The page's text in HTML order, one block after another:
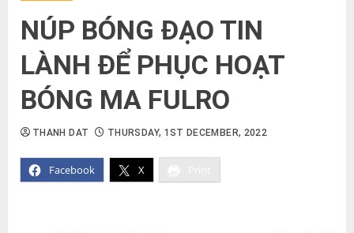
NÚP BÓNG ĐẠO TIN
LÀNH ĐỂ PHỤC HOẠT
BÓNG MA FULRO
Facebook X
THANH DAT THURSDAY, 1ST DECEMBER, 2022